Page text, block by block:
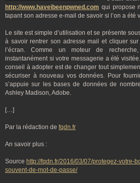
http://www.haveibeenpwned.com qui propose
tapant son adresse e-mail de savoir si l’on a été
Le site est simple d’utilisation et se présente
à savoir rentrer son adresse mail et cliquer
l’écran. Comme un moteur de
instantanément si votre messagerie a été
conseil à adopter est de changer tout
sécuriser à nouveau vos données. Pour
s’appuie sur les bases de données de
Ashley Madison, Adobe.
[…]
Par la rédaction de fqdn.fr
An savoir plus :
Source http://fqdn.fr/2016/03/07/protegez-votre-
souvent-de-mot-de-passe/